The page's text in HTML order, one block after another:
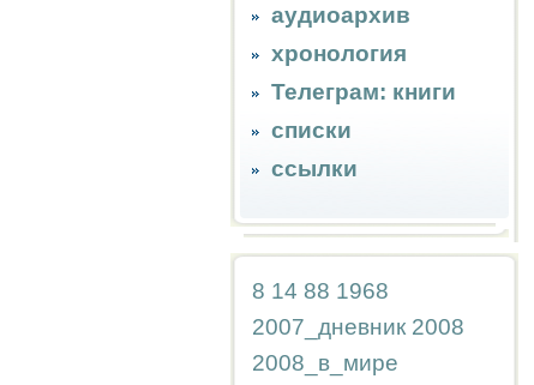
аудиоархив
хронология
Телеграм: книги
списки
ссылки
8 14 88 1968
2007_дневник 2008
2008_в_мире